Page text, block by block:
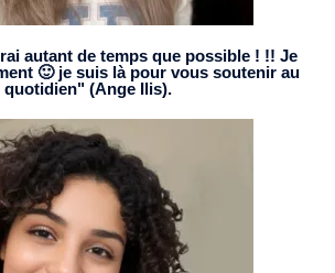
autant de temps que possible ! !! Je
🙂 je suis là pour vous soutenir au
quotidien" (Ange Ilis).